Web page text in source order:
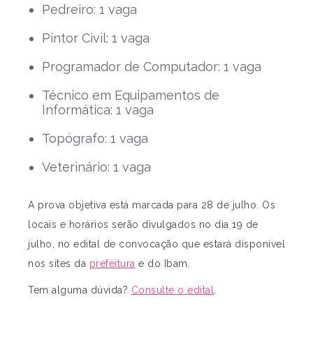
Pedreiro: 1 vaga
Pintor Civil: 1 vaga
Programador de Computador: 1 vaga
Técnico em Equipamentos de
Informática: 1 vaga
Topógrafo: 1 vaga
Veterinário: 1 vaga
A prova objetiva está marcada para 28 de julho. Os
locais e horários serão divulgados no dia 19 de
julho, no edital de convocação que estará disponível
nos sites da prefeitura e do Ibam.
Tem alguma dúvida? Consulte o edital.